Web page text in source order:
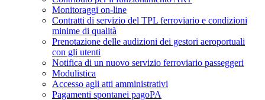
Monitoraggi on-line
Contratti di servizio del TPL ferroviario e condizioni
minime di qualità
Prenotazione delle audizioni dei gestori aeroportuali
con gli utenti
Notifica di un nuovo servizio ferroviario passeggeri
Modulistica
Accesso agli atti amministrativi
Pagamenti spontanei pagoPA